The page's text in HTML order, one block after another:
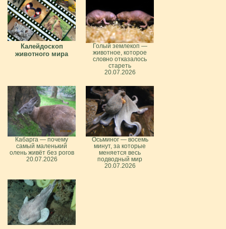
Калейдоскоп
животного мира
Голый землекоп —
животное, которое
словно отказалось
стареть
20.07.2026
Кабарга — почему
самый маленький
олень живёт без рогов
20.07.2026
Осьминог — восемь
минут, за которые
меняется весь
подводный мир
20.07.2026